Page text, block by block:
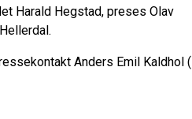
Harald Hegstad, preses Olav
Anders Emil Kaldhol (